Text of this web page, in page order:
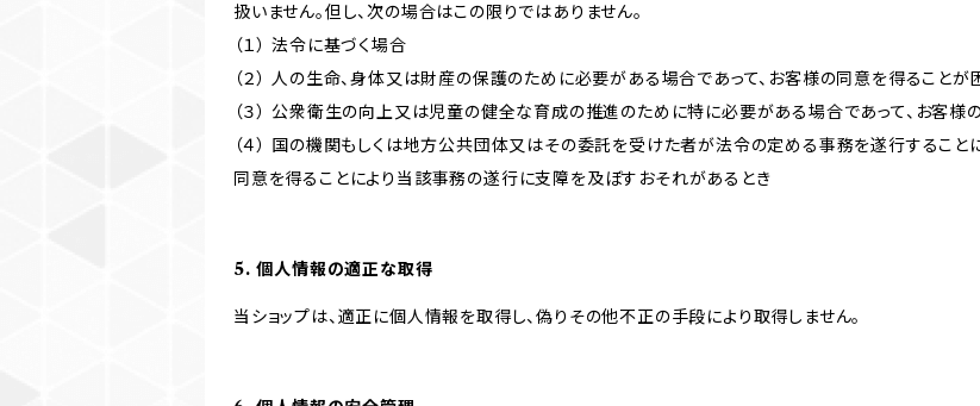
扱いません。但し、次の場合はこの限りではありません。
（１） 法令に基づく場合
（２） 人の生命、身体又は財産の保護のために必要がある場合であって、お客様の同意を得ることが
（３） 公衆衛生の向上又は児童の健全な育成の推進のために特に必要がある場合であって、お客様
（４） 国の機関もしくは地方公共団体又はその委託を受けた者が法令の定める事務を遂行するこ
同意を得ることにより当該事務の遂行に支障を及ぼすおそれがあるとき
5. 個人情報の適正な取得
当ショップは、適正に個人情報を取得し、偽りその他不正の手段により取得しません。